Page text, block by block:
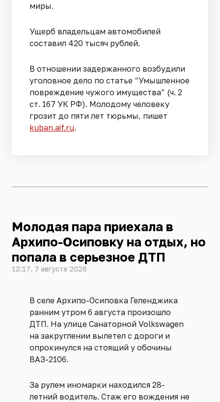
миры.
Ущерб владельцам автомобилей
составил 420 тысяч рублей.
В отношении задержанного возбудили
уголовное дело по статье “Умышленное
повреждение чужого имущества” (ч. 2
ст. 167 УК РФ). Молодому человеку
грозит до пяти лет тюрьмы, пишет
kuban.aif.ru.
Молодая пара приехала в
Архипо-Осиповку на отдых, но
попала в серьезное ДТП
12:17, 7 августа 2026
В селе Архипо-Осиповка Геленджика
ранним утром 6 августа произошло
ДТП. На улице Санаторной Volkswagen
на закруглении вылетел с дороги и
опрокинулся на стоящий у обочины
ВАЗ-2106.
За рулем иномарки находился 28-
летний водитель. Стаж его вождения не